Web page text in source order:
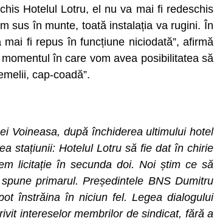
Hotelul Lotru, el nu va mai fi redeschis
sus în munte, toată instalația va rugini. În
fi repus în funcțiune niciodată”, afirmă
în care vom avea posibilitatea să
cap-coadă”.
Voineasa, după închiderea ultimului hotel
stațiunii: Hotelul Lotru să fie dat în chirie
licitație în secunda doi. Noi știm ce să
primarul. Președintele BNS Dumitru
înstrăina în niciun fel. Legea dialogului
intereselor membrilor de sindicat, fără a